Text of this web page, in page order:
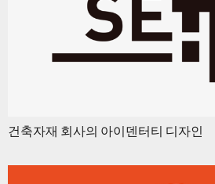
건축자재 회사의 아이덴터티 디자인